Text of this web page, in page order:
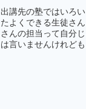
出講先の塾ではいろ
たよくできる生徒さ
さんの担当って自分
は言いませんけれど